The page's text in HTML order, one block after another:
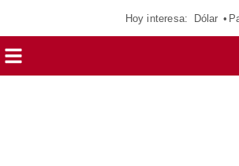
Hoy interesa: Dólar